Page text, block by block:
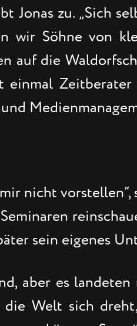
Jonas zu. „Sich
wir Söhne von
auf die
einmal
nicht
sein eigenes
aber es
Welt sich